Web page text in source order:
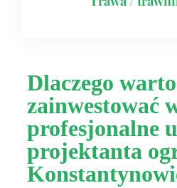
Dlaczego warto
zainwestować
profesjonalne
projektanta